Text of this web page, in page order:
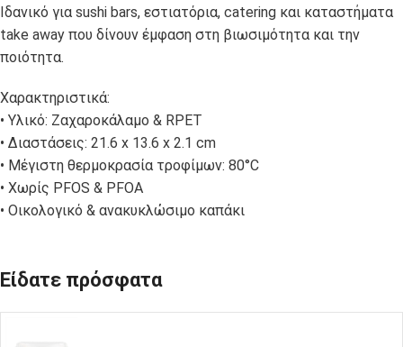
Ιδανικό για sushi bars, εστιατόρια, catering και καταστήματα
take away που δίνουν έμφαση στη βιωσιμότητα και την
ποιότητα.
Χαρακτηριστικά:
• Υλικό: Ζαχαροκάλαμο & RPET
• Διαστάσεις: 21.6 x 13.6 x 2.1 cm
• Μέγιστη θερμοκρασία τροφίμων: 80°C
• Χωρίς PFOS & PFOA
• Οικολογικό & ανακυκλώσιμο καπάκι
Είδατε πρόσφατα